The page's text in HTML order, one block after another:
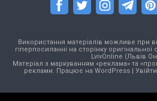
Використання матеріалів можливе при
гіперпосиланні на сторінку оригінальної
LvivOnline (Львів
Матеріал з маркуванням «реклама» та
реклами. Працює на WordPress| Увійти